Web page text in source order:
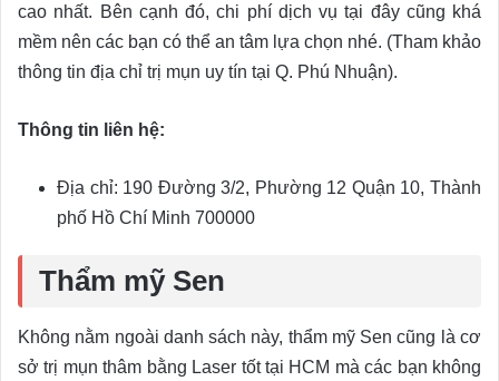
cao nhất. Bên cạnh đó, chi phí dịch vụ tại đây cũng khá
mềm nên các bạn có thể an tâm lựa chọn nhé. (Tham khảo
thông tin địa chỉ trị mụn uy tín tại Q. Phú Nhuận).
Thông tin liên hệ:
Địa chỉ: 190 Đường 3/2, Phường 12 Quận 10, Thành
phố Hồ Chí Minh 700000
Thẩm mỹ Sen
Không nằm ngoài danh sách này, thẩm mỹ Sen cũng là cơ
sở trị mụn thâm bằng Laser tốt tại HCM mà các bạn không